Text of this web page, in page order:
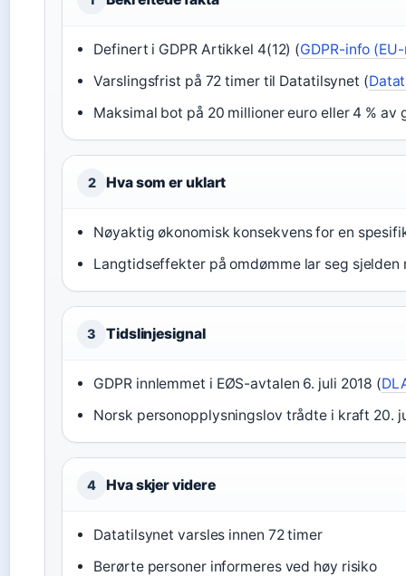
Definert i GDPR Artikkel 4(12) (GDPR-info
Varslingsfrist på 72 timer til Datatilsynet (
Maksimal bot på 20 millioner euro eller 4 % av
2 Hva som er uklart
Nøyaktig økonomisk konsekvens for en
Langtidseffekter på omdømme lar seg sjelden
3 Tidslinjesignal
GDPR innlemmet i EØS-avtalen 6. juli 2018 (
Norsk personopplysningslov trådte i kraft 20.
4 Hva skjer videre
Datatilsynet varsles innen 72 timer
Berørte personer informeres ved høy risiko